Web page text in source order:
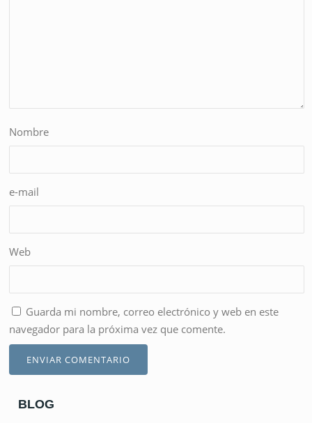
Nombre
e-mail
Web
Guarda mi nombre, correo electrónico y web en este
navegador para la próxima vez que comente.
BLOG